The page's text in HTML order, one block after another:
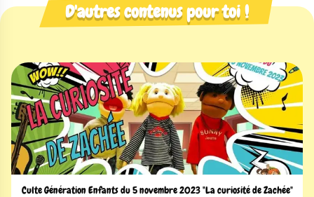
D'autres contenus pour toi !
Culte Génération Enfants du 5 novembre 2023 "La curiosité de Zachée"